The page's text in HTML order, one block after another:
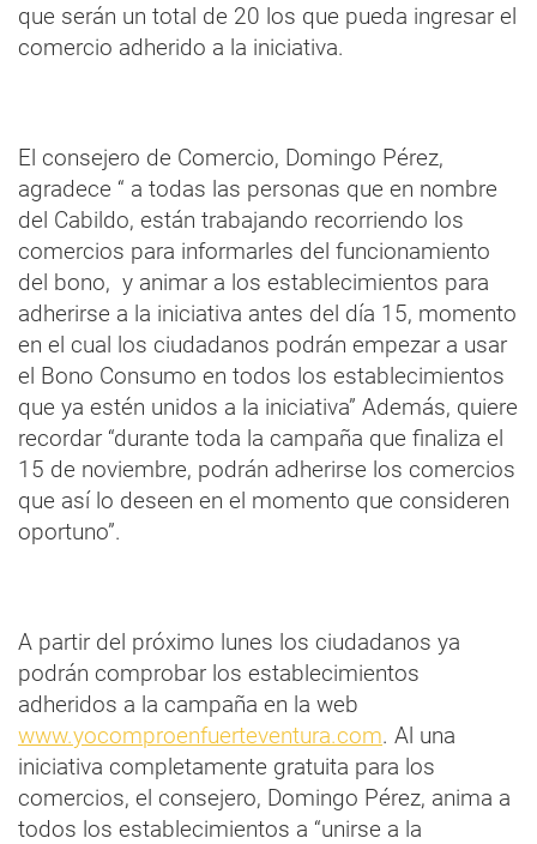
que serán un total de 20 los que pueda ingresar el
comercio adherido a la iniciativa.
El consejero de Comercio, Domingo Pérez,
agradece “ a todas las personas que en nombre
del Cabildo, están trabajando recorriendo los
comercios para informarles del funcionamiento
del bono, y animar a los establecimientos para
adherirse a la iniciativa antes del día 15, momento
en el cual los ciudadanos podrán empezar a usar
el Bono Consumo en todos los establecimientos
que ya estén unidos a la iniciativa” Además, quiere
recordar “durante toda la campaña que finaliza el
15 de noviembre, podrán adherirse los comercios
que así lo deseen en el momento que consideren
oportuno”.
A partir del próximo lunes los ciudadanos ya
podrán comprobar los establecimientos
adheridos a la campaña en la web
www.yocomproenfuerteventura.com. Al una
iniciativa completamente gratuita para los
comercios, el consejero, Domingo Pérez, anima a
todos los establecimientos a “unirse a la